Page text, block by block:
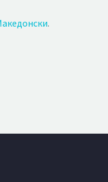
.